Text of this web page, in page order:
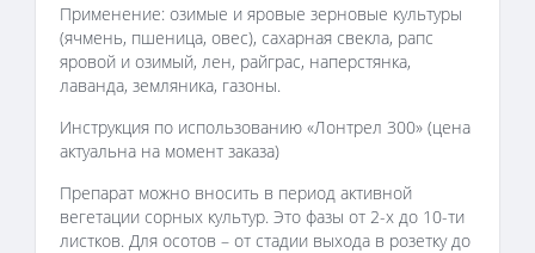
Применение: озимые и яровые зерновые культуры
(ячмень, пшеница, овес), сахарная свекла, рапс
яровой и озимый, лен, райграс, наперстянка,
лаванда, земляника, газоны.
Инструкция по использованию «Лонтрел 300» (цена
актуальна на момент заказа)
Препарат можно вносить в период активной
вегетации сорных культур. Это фазы от 2-х до 10-ти
листков. Для осотов – от стадии выхода в розетку до